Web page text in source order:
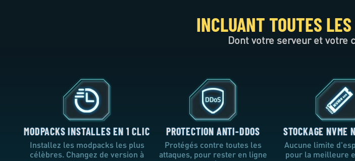
INCLUANT TOUTES
Dont votre serveur et votre
MODPACKS INSTALLES EN 1 CLIC
Installez les modpacks les plus
célèbres. Changez de version à
PROTECTION ANTI-DDOS
Protégés contre toutes les
attaques, pour rester en ligne
STOCKAGE NVME
Aucune limite
pour la meilleure